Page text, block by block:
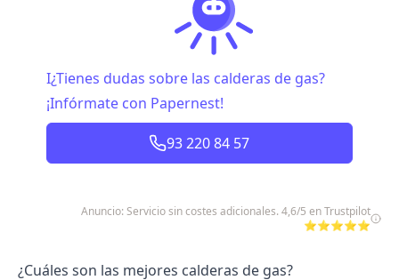
I¿Tienes dudas sobre las calderas de gas?
¡Infórmate con Papernest!
93 220 84 57
Anuncio: Servicio sin costes adicionales. 4,6/5 en Trustpilot
⭐⭐⭐⭐⭐
¿Cuáles son las mejores calderas de gas?